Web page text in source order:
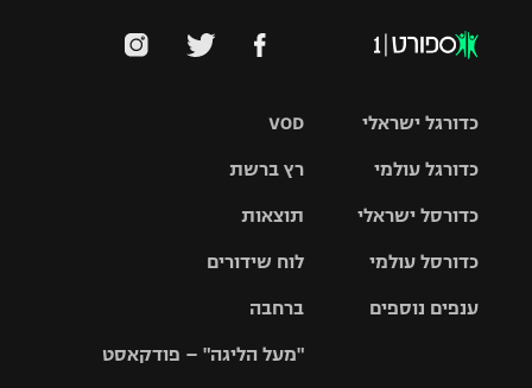
VOD
רץ ברשת
תוצאות
לוח שידורים
ברחבה
"מעל הליגה" – פודקאסט
כדורגל ישראלי
גביע הטוטו
כדורגל עולמי
האלופות
ליגה
כדורסל ישראלי
סל
כדורסל עולמי
ענפים נוספים